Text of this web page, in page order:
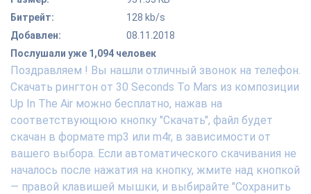
Битрейт:
128 kb/s
Добавлен:
08.11.2018
Послушали уже 1,094 человек
Поздравляем ! Вы нашли отличный звонок на телефон.
Скачать рингтон от 30 Seconds To Mars из композиции
Up In The Air можно бесплатно, нажав на
соответствующюю кнопку "Скачать", файл будет
скачан в формате mp3 или m4r, в зависимости от
вашего выбора. Если автоматического скачивания не
началось после нажатия на кнопку, жмите над кнопкой
— правой клавишей мышки, и выбирайте "Сохранить